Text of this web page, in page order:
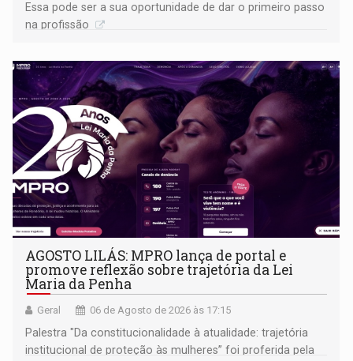
Essa pode ser a sua oportunidade de dar o primeiro passo
na profissão
AGOSTO LILÁS: MPRO lança de portal e
promove reflexão sobre trajetória da Lei
Maria da Penha
Geral 06 de Agosto de 2026 às 17:15
Palestra "Da constitucionalidade à atualidade: trajetória
institucional de proteção às mulheres” foi proferida pela